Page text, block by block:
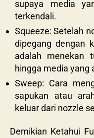
supaya media
terkendali.
Squeeze: Setelah
dipegang dengan
adalah menekan
hingga media yang
Sweep: Cara
sapukan atau
keluar dari nozzle
Demikian Ketahui